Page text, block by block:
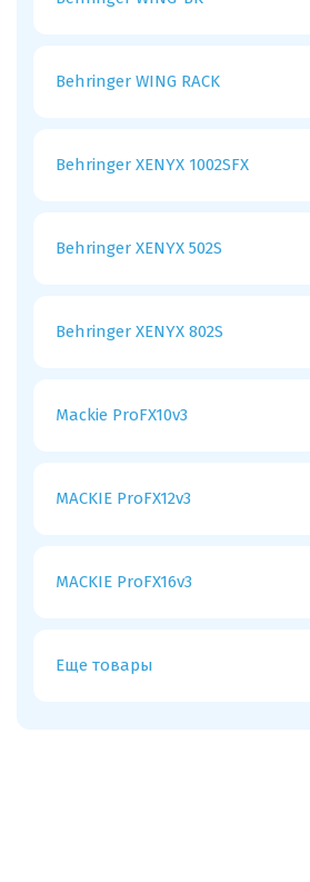
Behringer WING RACK
Behringer XENYX 1002SFX
Behringer XENYX 502S
Behringer XENYX 802S
Mackie ProFX10v3
MACKIE ProFX12v3
MACKIE ProFX16v3
Еще товары